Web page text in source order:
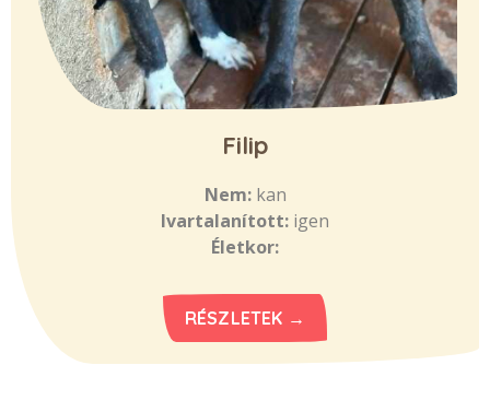
Filip
Nem:kan
Ivartalanított: igen
Életkor:
RÉSZLETEK →